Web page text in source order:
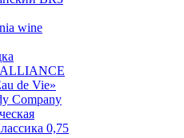
wine
de Vie»
Company
0,75